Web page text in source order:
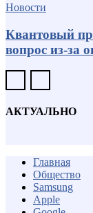
Новости
Квантовый
вопрос из-за
АКТУАЛЬНО
Главная
Общество
Samsung
Apple